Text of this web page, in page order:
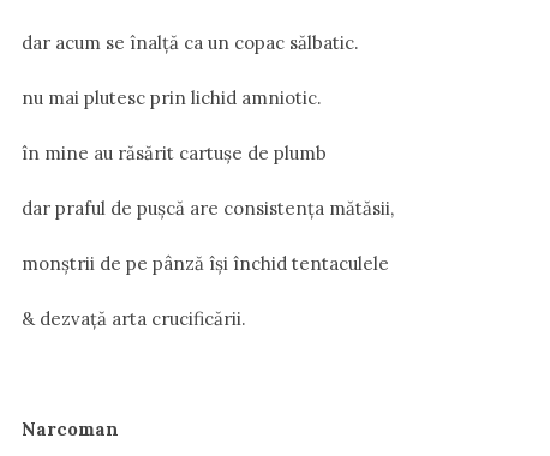
dar acum se înalță ca un copac sălbatic.
nu mai plutesc prin lichid amniotic.
în mine au răsărit cartușe de plumb
dar praful de pușcă are consistența mătăsii,
monștrii de pe pânză își închid tentaculele
& dezvață arta crucificării.
Narcoman